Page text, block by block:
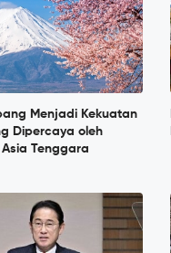
Menjadi Kekuatan
Dipercaya oleh
Asia Tenggara